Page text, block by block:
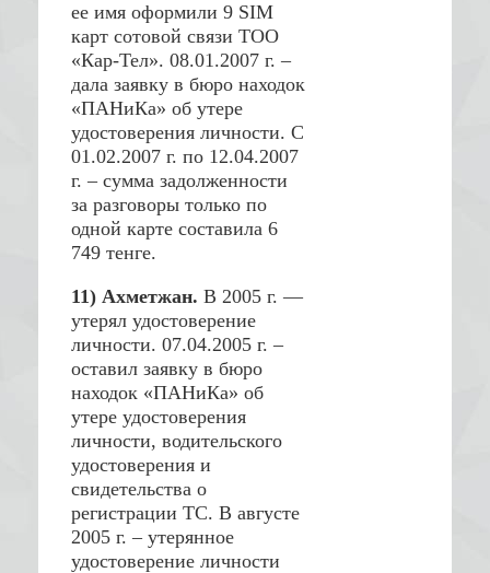
ее имя оформили 9 SIM
карт сотовой связи ТОО
«Кар-Тел». 08.01.2007 г. –
дала заявку в бюро находок
«ПАНиКа» об утере
удостоверения личности. С
01.02.2007 г. по 12.04.2007
г. – сумма задолженности
за разговоры только по
одной карте составила 6
749 тенге.
11) Ахметжан. В 2005 г. —
утерял удостоверение
личности. 07.04.2005 г. –
оставил заявку в бюро
находок «ПАНиКа» об
утере удостоверения
личности, водительского
удостоверения и
свидетельства о
регистрации ТС. В августе
2005 г. – утерянное
удостоверение личности